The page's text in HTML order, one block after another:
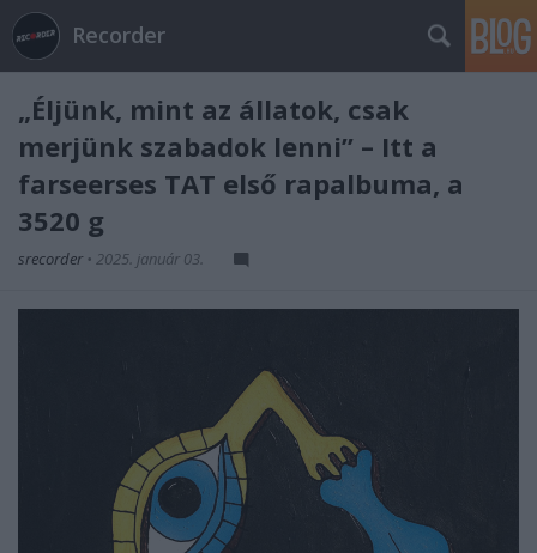
Recorder
„Éljünk, mint az állatok, csak
merjünk szabadok lenni” – Itt a
farseerses TAT első rapalbuma, a
3520 g
srecorder • 2025. január 03.